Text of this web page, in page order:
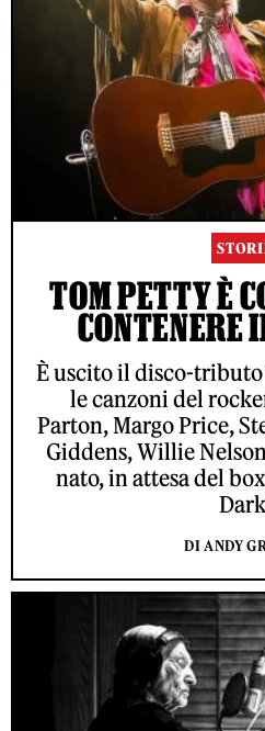
TOM PETTY È
CONTENERE
È uscito il disco-tributo
le canzoni del
Parton, Margo Price,
Giddens, Willie
nato, in attesa del
DI ANDY